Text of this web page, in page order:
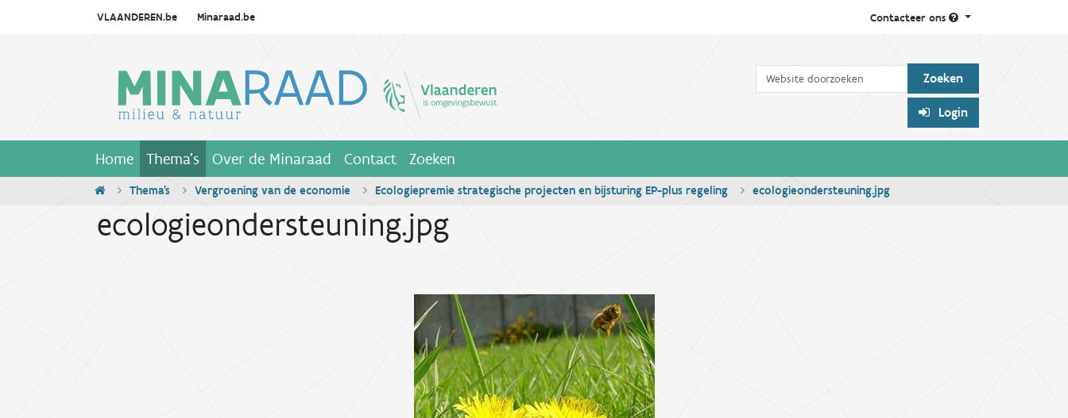
VLAANDEREN.be Minaraad.be Contacteer ons
Zoek
Login
Home Thema's Over de Minaraad Contact Zoeken
Thema's Vergroening van de economie Ecologiepremie strategische projecten en bijsturing EP-plus regeling ecologieondersteuning.jpg
ecologieondersteuning.jpg